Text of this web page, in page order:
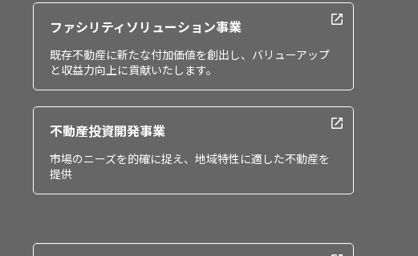
ファシリティソリューション事業
既存不動産に新たな付加価値を創出し、バリューアップ
と収益力向上に貢献いたします。
不動産投資開発事業
市場のニーズを的確に捉え、地域特性に適した不動産を
提供